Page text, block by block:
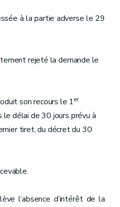
à la partie adverse le 29
rejeté la demande le
son recours le 1er
délai de 30 jours prévu à
tiret, du décret du 30
l’absence d’intérêt de la